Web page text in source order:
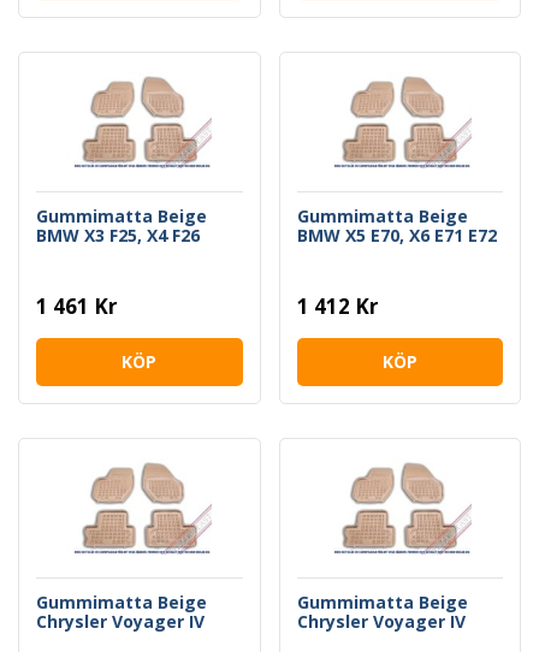
Gummimatta Beige
BMW X3 F25, X4 F26
1 461 Kr
KÖP
Gummimatta Beige
BMW X5 E70, X6 E71 E72
1 412 Kr
KÖP
Gummimatta Beige
Chrysler Voyager IV
Gummimatta Beige
Chrysler Voyager IV